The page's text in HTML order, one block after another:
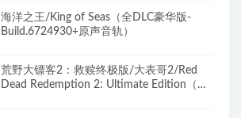
海洋之王/King of Seas（全DLC豪华版-
Build.6724930+原声音轨）
荒野大镖客2：救赎终极版/大表哥2/Red
Dead Redemption 2: Ultimate Edition（更